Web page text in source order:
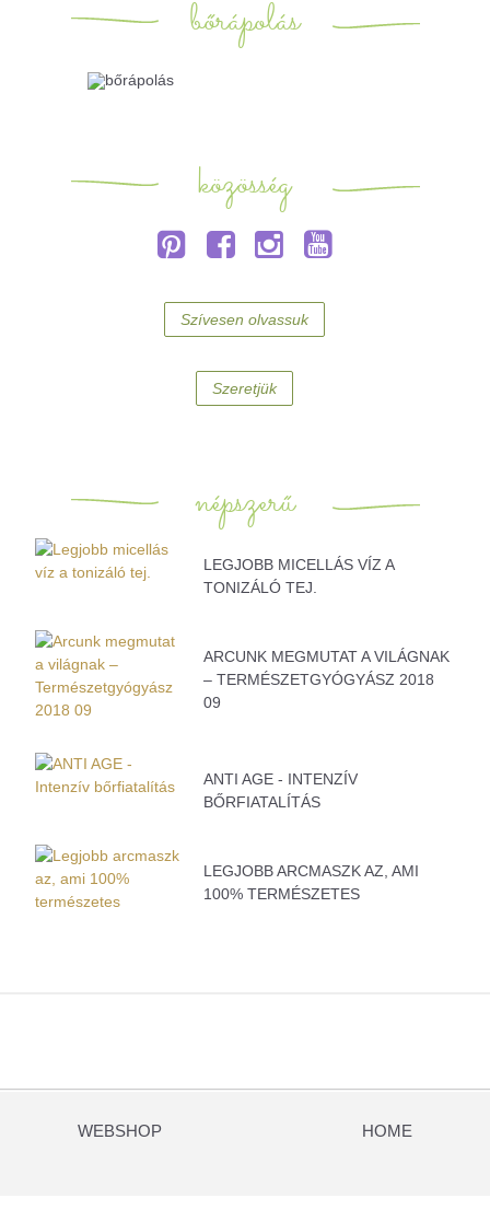
bőrápolás
közösség
Szívesen olvassuk
Szeretjük
népszerű
LEGJOBB MICELLÁS VÍZ A
TONIZÁLÓ TEJ.
ARCUNK MEGMUTAT A VILÁGNAK
– TERMÉSZETGYÓGYÁSZ 2018
09
ANTI AGE - INTENZÍV
BŐRFIATALÍTÁS
LEGJOBB ARCMASZK AZ, AMI
100% TERMÉSZETES
WEBSHOP HOME